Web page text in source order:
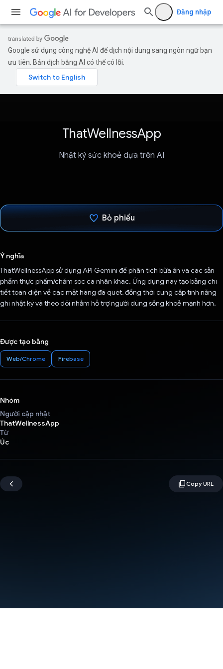
Đăng nhập
Google sử dụng công nghệ AI để dịch nội dung sang ngôn ngữ bạn
ưu tiên. Bản dịch bằng AI có thể có lỗi.
ThatWellnessApp
Nhật ký sức khoẻ dựa trên AI
Bỏ phiếu
Ý nghĩa
ThatWellnessApp sử dụng API Gemini để phân tích bữa ăn và các sản
phẩm thực phẩm/chăm sóc cá nhân khác. Ứng dụng này tạo bảng chi
tiết toàn diện về các mặt hàng đã quét, đồng thời cung cấp tính năng
ghi nhật ký và theo dõi nhằm hỗ trợ người dùng sống khoẻ mạnh hơn.
Được tạo bằng
Web/Chrome Firebase
Nhóm
Người cập nhật
ThatWellnessApp
Từ
Úc